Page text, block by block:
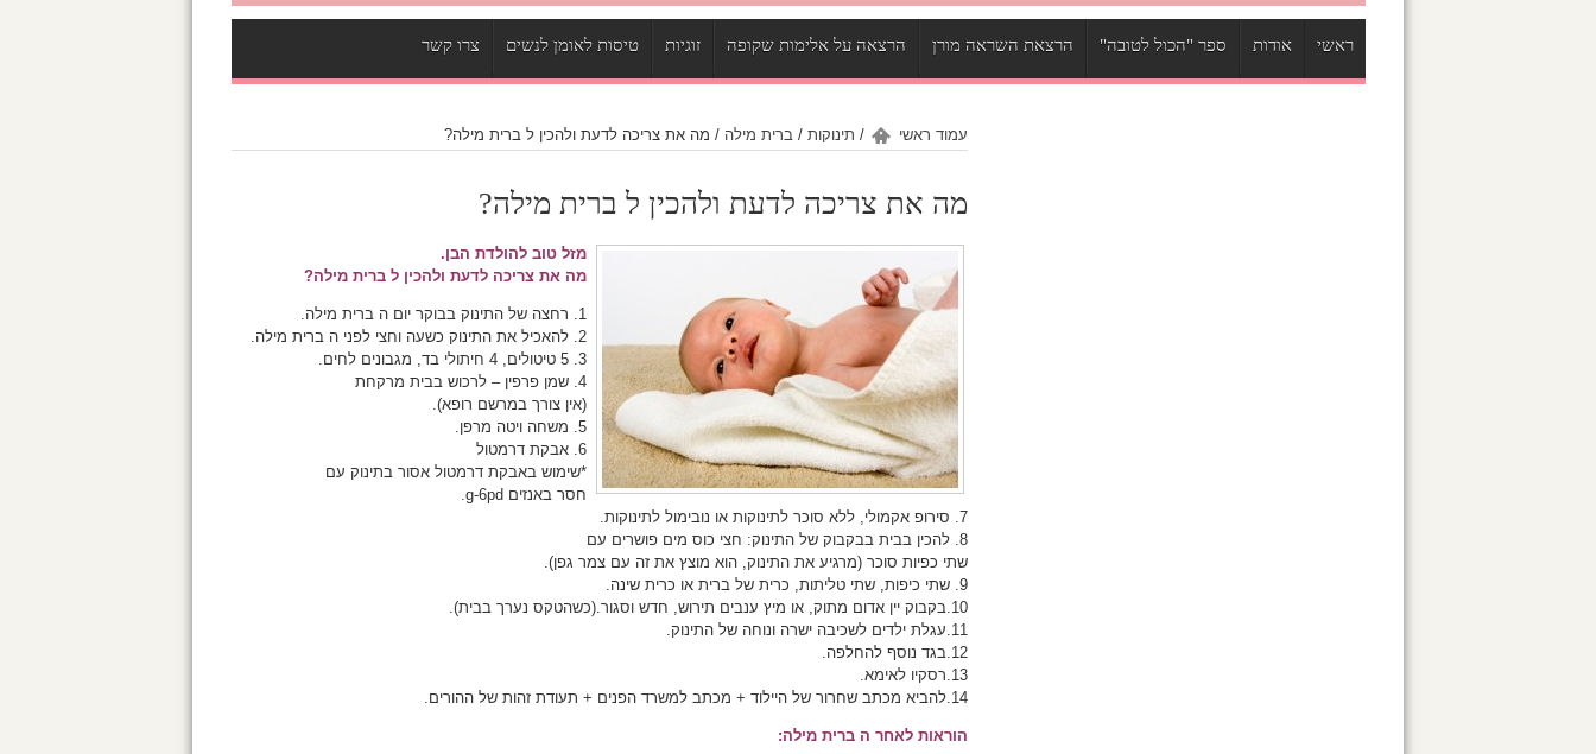
ראשי אודות ספר "הכול לטובה" הרצאת השראה מורן הרצאה על אלימות שקופה זוגיות טיסות לאומן לנשים צרו קשר
עמוד ראשי / תינוקות /ברית מילה / מה את צריכה לדעת ולהכין ל ברית מילה?
מה את צריכה לדעת ולהכין ל ברית מילה?
מזל טוב להולדת הבן.
מה את צריכה לדעת ולהכין ל ברית מילה?
1. רחצה של התינוק בבוקר יום ה ברית מילה.
2. להאכיל את התינוק כשעה וחצי לפני ה ברית מילה.
3. 5 טיטולים, 4 חיתולי בד, מגבונים לחים.
4. שמן פרפין – לרכוש בבית מרקחת
(אין צורך במרשם רופא).
5. משחה ויטה מרפן.
6. אבקת דרמטול
*שימוש באבקת דרמטול אסור בתינוק עם
חסר באנזים g-6pd.
7. סירופ אקמולי, ללא סוכר לתינוקות או נובימול לתינוקות.
8. להכין בבית בבקבוק של התינוק: חצי כוס מים פושרים עם
שתי כפיות סוכר (מרגיע את התינוק, הוא מוצץ את זה עם צמר גפן).
9. שתי כיפות, שתי טליתות, כרית של ברית או כרית שינה.
10.בקבוק יין אדום מתוק, או מיץ ענבים תירוש, חדש וסגור.(כשהטקס נערך בבית).
11.עגלת ילדים לשכיבה ישרה ונוחה של התינוק.
12.בגד נוסף להחלפה.
13.רסקיו לאימא.
14.להביא מכתב שחרור של היילוד + מכתב למשרד הפנים + תעודת זהות של ההורים.
הוראות לאחר ה ברית מילה: